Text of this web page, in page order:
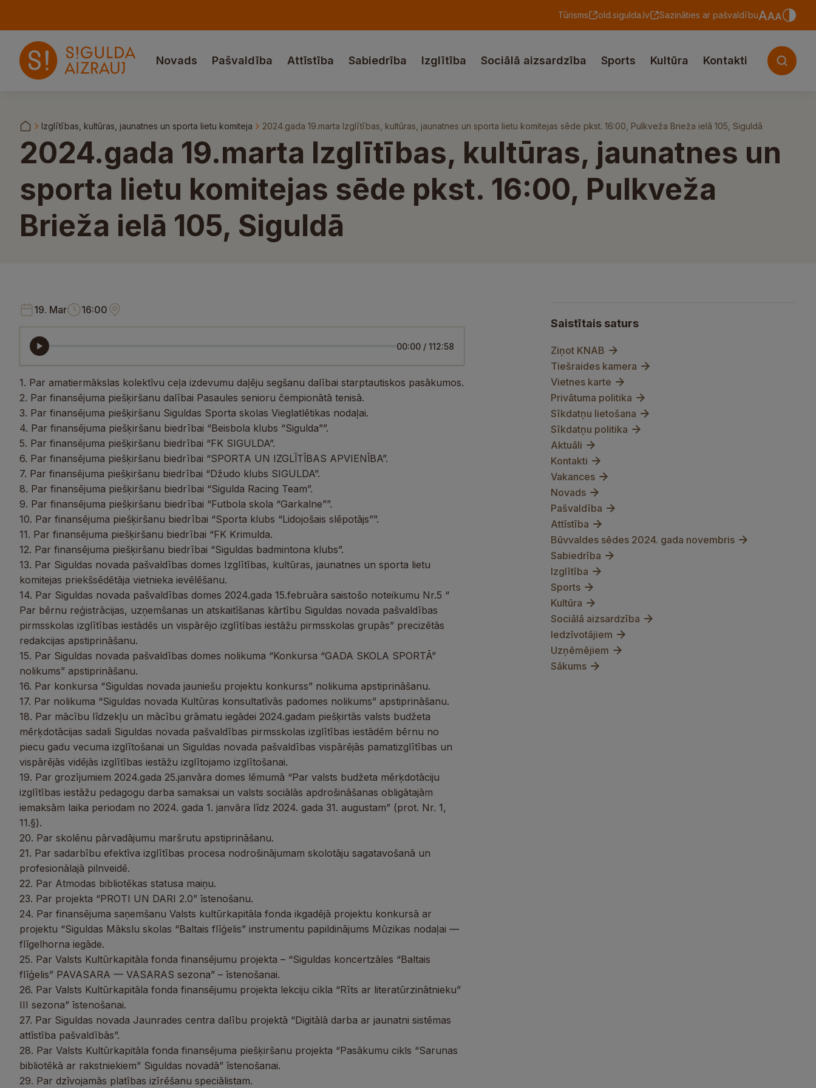
Tūrisms old.sigulda.lv Sazināties ar pašvaldību
Novads Pašvaldība Attīstība Sabiedrība Izglītība Sociālā aizsardzība Sports Kultūra Kontakti
Izglītības, kultūras, jaunatnes un sporta lietu komiteja 2024.gada 19.marta Izglītības, kultūras, jaunatnes un sporta lietu komitejas sēde pkst. 16:00, Pulkveža Brieža ielā 105, Siguldā
2024.gada 19.marta Izglītības, kultūras, jaunatnes un
sporta lietu komitejas sēde pkst. 16:00, Pulkveža
Brieža ielā 105, Siguldā
19. Mar 16:00
00:00 / 112:58
1. Par amatiermākslas kolektīvu ceļa izdevumu daļēju segšanu dalībai starptautiskos pasākumos.
2. Par finansējuma piešķiršanu dalībai Pasaules senioru čempionātā tenisā.
3. Par finansējuma piešķiršanu Siguldas Sporta skolas Vieglatlētikas nodaļai.
4. Par finansējuma piešķiršanu biedrībai “Beisbola klubs “Sigulda””.
5. Par finansējuma piešķiršanu biedrībai “FK SIGULDA”.
6. Par finansējuma piešķiršanu biedrībai “SPORTA UN IZGLĪTĪBAS APVIENĪBA”.
7. Par finansējuma piešķiršanu biedrībai “Džudo klubs SIGULDA”.
8. Par finansējuma piešķiršanu biedrībai “Sigulda Racing Team”.
9. Par finansējuma piešķiršanu biedrībai “Futbola skola “Garkalne””.
10. Par finansējuma piešķiršanu biedrībai “Sporta klubs “Lidojošais slēpotājs””.
11. Par finansējuma piešķiršanu biedrībai “FK Krimulda.
12. Par finansējuma piešķiršanu biedrībai “Siguldas badmintona klubs”.
13. Par Siguldas novada pašvaldības domes Izglītības, kultūras, jaunatnes un sporta lietu
komitejas priekšsēdētāja vietnieka ievēlēšanu.
14. Par Siguldas novada pašvaldības domes 2024.gada 15.februāra saistošo noteikumu Nr.5 “
Par bērnu reģistrācijas, uzņemšanas un atskaitīšanas kārtību Siguldas novada pašvaldības
pirmsskolas izglītības iestādēs un vispārējo izglītības iestāžu pirmsskolas grupās” precizētās
redakcijas apstiprināšanu.
15. Par Siguldas novada pašvaldības domes nolikuma “Konkursa “GADA SKOLA SPORTĀ”
nolikums” apstiprināšanu.
16. Par konkursa “Siguldas novada jauniešu projektu konkurss” nolikuma apstiprināšanu.
17. Par nolikuma “Siguldas novada Kultūras konsultatīvās padomes nolikums” apstiprināšanu.
18. Par mācību līdzekļu un mācību grāmatu iegādei 2024.gadam piešķirtās valsts budžeta
mērķdotācijas sadali Siguldas novada pašvaldības pirmsskolas izglītības iestādēm bērnu no
piecu gadu vecuma izglītošanai un Siguldas novada pašvaldības vispārējās pamatizglītības un
vispārējās vidējās izglītības iestāžu izglītojamo izglītošanai.
19. Par grozījumiem 2024.gada 25.janvāra domes lēmumā “Par valsts budžeta mērķdotāciju
izglītības iestāžu pedagogu darba samaksai un valsts sociālās apdrošināšanas obligātajām
iemaksām laika periodam no 2024. gada 1. janvāra līdz 2024. gada 31. augustam” (prot. Nr. 1,
11.§).
20. Par skolēnu pārvadājumu maršrutu apstiprināšanu.
21. Par sadarbību efektīva izglītības procesa nodrošinājumam skolotāju sagatavošanā un
profesionālajā pilnveidē.
22. Par Atmodas bibliotēkas statusa maiņu.
23. Par projekta “PROTI UN DARI 2.0” īstenošanu.
24. Par finansējuma saņemšanu Valsts kultūrkapitāla fonda ikgadējā projektu konkursā ar
projektu “Siguldas Mākslu skolas “Baltais flīģelis” instrumentu papildinājums Mūzikas nodaļai —
flīgelhorna iegāde.
25. Par Valsts Kultūrkapitāla fonda finansējumu projekta – “Siguldas koncertzāles “Baltais
flīģelis” PAVASARA — VASARAS sezona” – īstenošanai.
26. Par Valsts Kultūrkapitāla fonda finansējumu projekta lekciju cikla “Rīts ar literatūrzinātnieku”
III sezona” īstenošanai.
27. Par Siguldas novada Jaunrades centra dalību projektā “Digitālā darba ar jaunatni sistēmas
attīstība pašvaldībās”.
28. Par Valsts Kultūrkapitāla fonda finansējuma piešķiršanu projekta “Pasākumu cikls “Sarunas
bibliotēkā ar rakstniekiem” Siguldas novadā” īstenošanai.
29. Par dzīvojamās platības izīrēšanu speciālistam.
Saistītais saturs
Ziņot KNAB
Tiešraides kamera
Vietnes karte
Privātuma politika
Sīkdatņu lietošana
Sīkdatņu politika
Aktuāli
Kontakti
Vakances
Novads
Pašvaldība
Attīstība
Būvvaldes sēdes 2024. gada novembris
Sabiedrība
Izglītība
Sports
Kultūra
Sociālā aizsardzība
Iedzīvotājiem
Uzņēmējiem
Sākums